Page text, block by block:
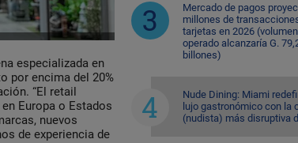
especializada en
por encima del 20%
“El retail
Europa o Estados
nuevos
de experiencia de
Mercado de pagos
millones de
tarjetas en 2026 (volumen
operado alcanzaría G.
billones)
Nude Dining: Miami
lujo gastronómico con la
(nudista) más disruptiva